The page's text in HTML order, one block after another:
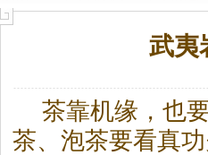
武夷
茶靠机缘，也
茶、泡茶要看真功